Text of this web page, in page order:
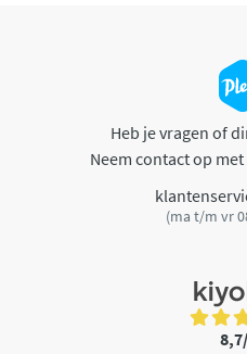
Heb je vragen of
Neem contact op
(ma t/m vr